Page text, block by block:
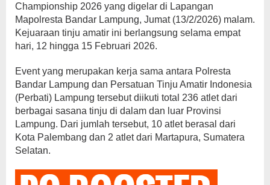
Championship 2026 yang digelar di Lapangan
Mapolresta Bandar Lampung, Jumat (13/2/2026) malam.
Kejuaraan tinju amatir ini berlangsung selama empat
hari, 12 hingga 15 Februari 2026.
Event yang merupakan kerja sama antara Polresta
Bandar Lampung dan Persatuan Tinju Amatir Indonesia
(Perbati) Lampung tersebut diikuti total 236 atlet dari
berbagai sasana tinju di dalam dan luar Provinsi
Lampung. Dari jumlah tersebut, 10 atlet berasal dari
Kota Palembang dan 2 atlet dari Martapura, Sumatera
Selatan.